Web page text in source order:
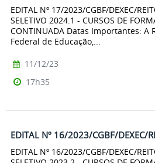
EDITAL Nº 17/2023/CGBF/DEXEC/
SELETIVO 2024.1 - CURSOS DE
CONTINUADA Datas Importantes:
Federal de Educação,...
11/12/23
17h35
EDITAL Nº 16/2023/CGBF/DEXEC/
EDITAL Nº 16/2023/CGBF/DEXEC/